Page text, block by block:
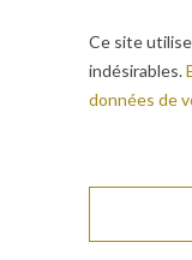
Ce site
indésirables.
données de